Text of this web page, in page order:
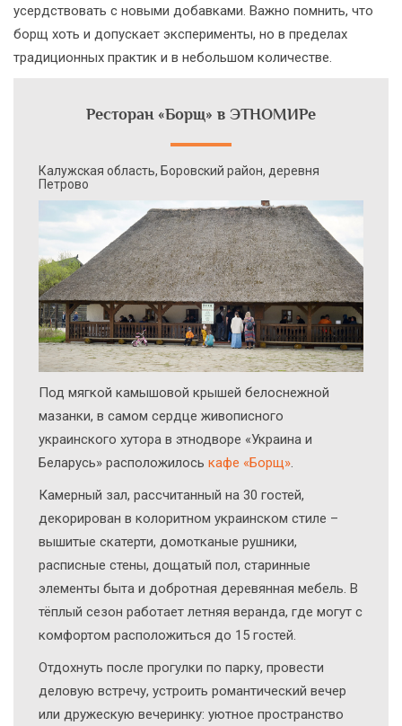
усердствовать с новыми добавками. Важно помнить, что
борщ хоть и допускает эксперименты, но в пределах
традиционных практик и в небольшом количестве.
Ресторан «Борщ» в ЭТНОМИРе
Калужская область, Боровский район, деревня
Петрово
Под мягкой камышовой крышей белоснежной
мазанки, в самом сердце живописного
украинского хутора в этнодворе «Украина и
Беларусь» расположилось кафе «Борщ».
Камерный зал, рассчитанный на 30 гостей,
декорирован в колоритном украинском стиле –
вышитые скатерти, домотканые рушники,
расписные стены, дощатый пол, старинные
элементы быта и добротная деревянная мебель. В
тёплый сезон работает летняя веранда, где могут с
комфортом расположиться до 15 гостей.
Отдохнуть после прогулки по парку, провести
деловую встречу, устроить романтический вечер
или дружескую вечеринку: уютное пространство